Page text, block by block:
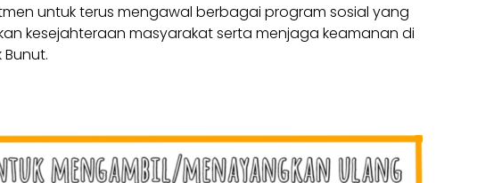
untuk terus mengawal berbagai program sosial yang
kesejahteraan masyarakat serta menjaga keamanan di